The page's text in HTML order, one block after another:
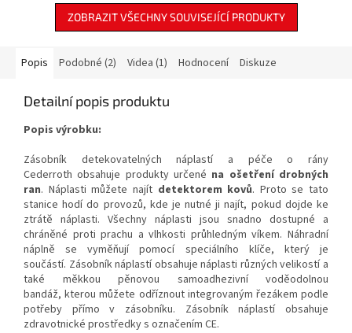
bezpečné odstranění
provozních kapalin v rámci
ochrany.
bezpečné odstranění
provozních kapalin v rámci
ochrany.
ZOBRAZIT VŠECHNY SOUVISEJÍCÍ PRODUKTY
Popis Podobné (2) Videa (1) Hodnocení Diskuze
Detailní popis produktu
Popis výrobku:
Zásobník detekovatelných náplastí a péče o rány
Cederroth obsahuje produkty určené na ošetření drobných
ran. Náplasti můžete najít detektorem kovů. Proto se tato
stanice hodí do provozů, kde je nutné ji najít, pokud dojde ke
ztrátě náplasti. Všechny náplasti jsou snadno dostupné a
chráněné proti prachu a vlhkosti průhledným víkem. Náhradní
náplně se vyměňují pomocí speciálního klíče, který je
součástí. Zásobník náplastí obsahuje náplasti různých velikostí a
také měkkou pěnovou samoadhezivní voděodolnou
bandáž, kterou můžete odříznout integrovaným řezákem podle
potřeby přímo v zásobníku. Zásobník náplastí obsahuje
zdravotnické prostředky s označením CE.